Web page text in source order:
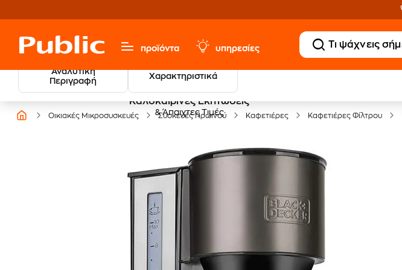
προϊόντα υπηρεσίες
Αναλυτική
Περιγραφή
Χαρακτηριστικά
Καλοκαιρινές Εκπτώσεις
& Άπαιχτες Τιμές
Οικιακές Μικροσυσκευές Συσκευές Πρωινού Καφετιέρες Καφετιέρες Φίλτρου